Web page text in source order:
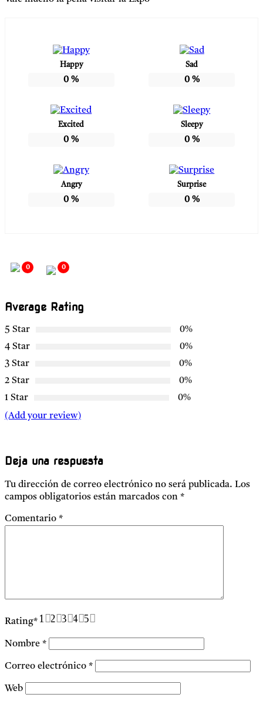
Happy
0 %
Sad
0%
Excited
0 %
Sleepy
0%
Angry
0 %
Surprise
0%
0 0
Average Rating
5 Star
0%
4 Star
0%
3 Star
0%
2 Star
0%
1 Star
0%
(Add your review)
Deja una respuesta
Tu dirección de correo electrónico no será publicada. Los
campos obligatorios están marcados con *
Comentario *
Rating* 5
4
3
2
1
Nombre *
Correo electrónico *
Web